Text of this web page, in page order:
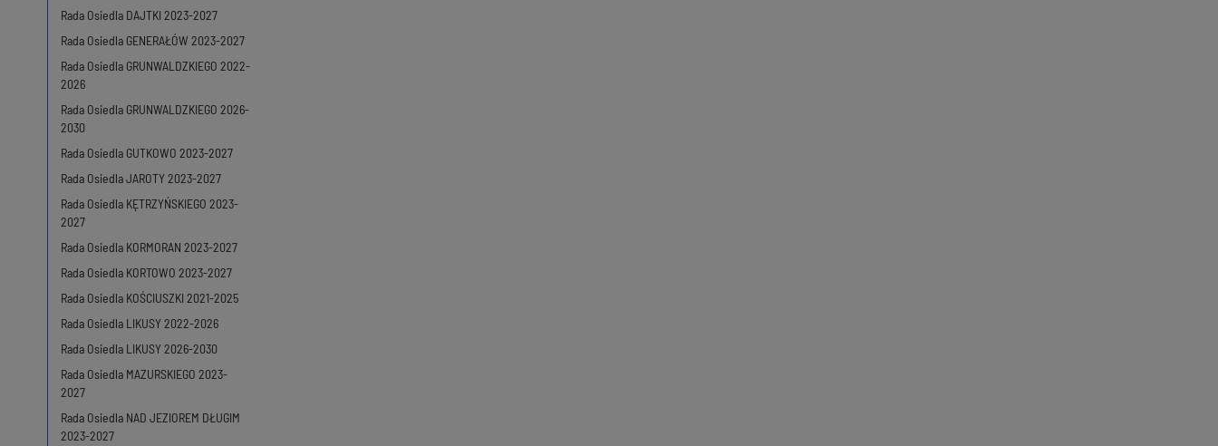
Rada Osiedla DAJTKI 2023-2027
Rada Osiedla GENERAŁÓW 2023-2027
Rada Osiedla GRUNWALDZKIEGO 2022-
2026
Rada Osiedla GRUNWALDZKIEGO 2026-
2030
Rada Osiedla GUTKOWO 2023-2027
Rada Osiedla JAROTY 2023-2027
Rada Osiedla KĘTRZYŃSKIEGO 2023-
2027
Rada Osiedla KORMORAN 2023-2027
Rada Osiedla KORTOWO 2023-2027
Rada Osiedla KOŚCIUSZKI 2021-2025
Rada Osiedla LIKUSY 2022-2026
Rada Osiedla LIKUSY 2026-2030
Rada Osiedla MAZURSKIEGO 2023-
2027
Rada Osiedla NAD JEZIOREM DŁUGIM
2023-2027